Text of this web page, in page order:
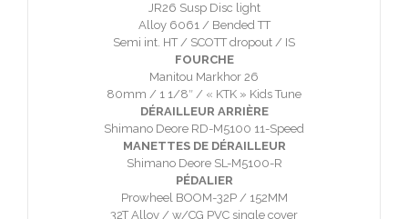
JR26 Susp Disc light
Alloy 6061 / Bended TT
Semi int. HT / SCOTT dropout / IS
FOURCHE
Manitou Markhor 26
80mm / 1 1/8″ / « KTK » Kids Tune
DÉRAILLEUR ARRIÈRE
Shimano Deore RD-M5100 11-Speed
MANETTES DE DÉRAILLEUR
Shimano Deore SL-M5100-R
PÉDALIER
Prowheel BOOM-32P / 152MM
32T Alloy / w/CG PVC single cover